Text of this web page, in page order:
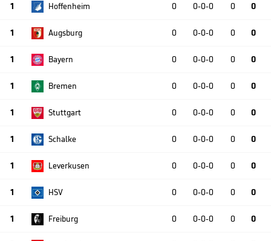
1 Hoffenheim 0 0-0-0 0 0
1 Augsburg 0 0-0-0 0 0
1 Bayern 0 0-0-0 0 0
1 Bremen 0 0-0-0 0 0
1 Stuttgart 0 0-0-0 0 0
1 Schalke 0 0-0-0 0 0
1 Leverkusen 0 0-0-0 0 0
1 HSV 0 0-0-0 0 0
1 Freiburg 0 0-0-0 0 0